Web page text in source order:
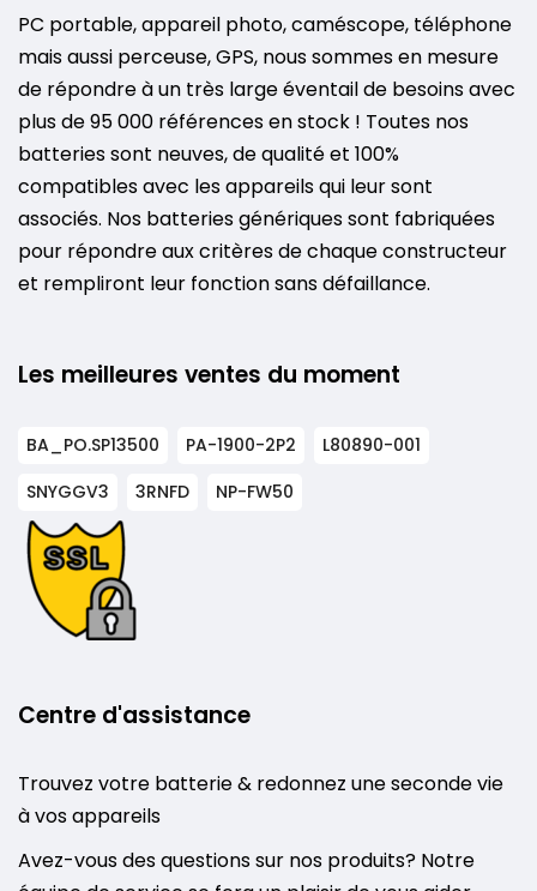
PC portable, appareil photo, caméscope, téléphone
mais aussi perceuse, GPS, nous sommes en mesure
de répondre à un très large éventail de besoins avec
plus de 95 000 références en stock ! Toutes nos
batteries sont neuves, de qualité et 100%
compatibles avec les appareils qui leur sont
associés. Nos batteries génériques sont fabriquées
pour répondre aux critères de chaque constructeur
et rempliront leur fonction sans défaillance.
Les meilleures ventes du moment
BA_PO.SP13500 PA-1900-2P2
L80890-001
SNYGGV3
3RNFD NP-FW50
Centre d'assistance
Trouvez votre batterie & redonnez une seconde vie
à vos appareils
Avez-vous des questions sur nos produits? Notre